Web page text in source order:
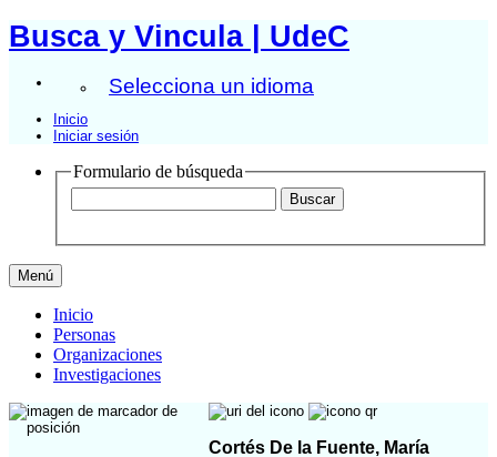
Busca y Vincula | UdeC
Selecciona un idioma
Inicio
Iniciar sesión
Formulario de búsqueda
Menú
Inicio
Personas
Organizaciones
Investigaciones
Cortés De la Fuente, María